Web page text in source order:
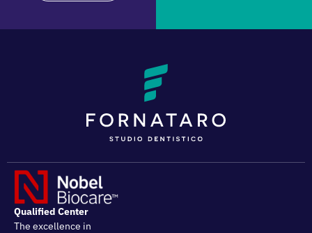
Qualified Center
The excellence in